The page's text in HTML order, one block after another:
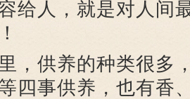
给人，就是对人间
供养的种类很多
四事供养，也有香